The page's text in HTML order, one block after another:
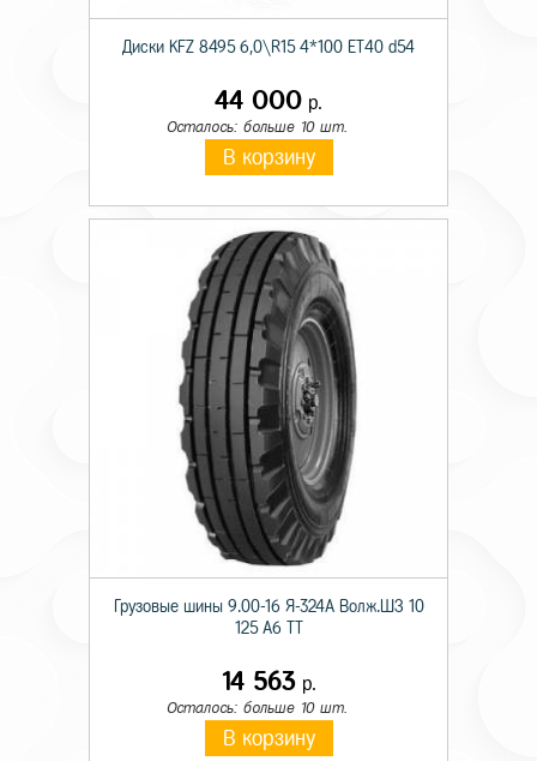
Диски KFZ 8495 6,0\R15 4*100 ET40 d54
44 000 р.
Осталось: больше 10 шт.
В корзину
Грузовые шины 9.00-16 Я-324А Волж.ШЗ 10
125 A6 TT
14 563р.
Осталось: больше 10 шт.
В корзину